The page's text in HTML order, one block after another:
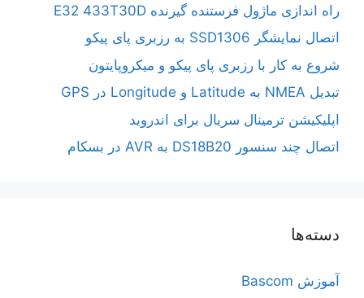
راه اندازی ماژول فرستنده گیرنده E32 433T30D
اتصال نمایشگر SSD1306 به رزبری پای پیکو
شروع به کار با رزبری پای پیکو و میکروپایتون
تبدیل NMEA به Latitude و Longitude در GPS
اپلیکیشن ترمینال سریال برای اندروید
اتصال چند سنسور DS18B20 به AVR در بسکام
دسته‌ها
آموزش Bascom